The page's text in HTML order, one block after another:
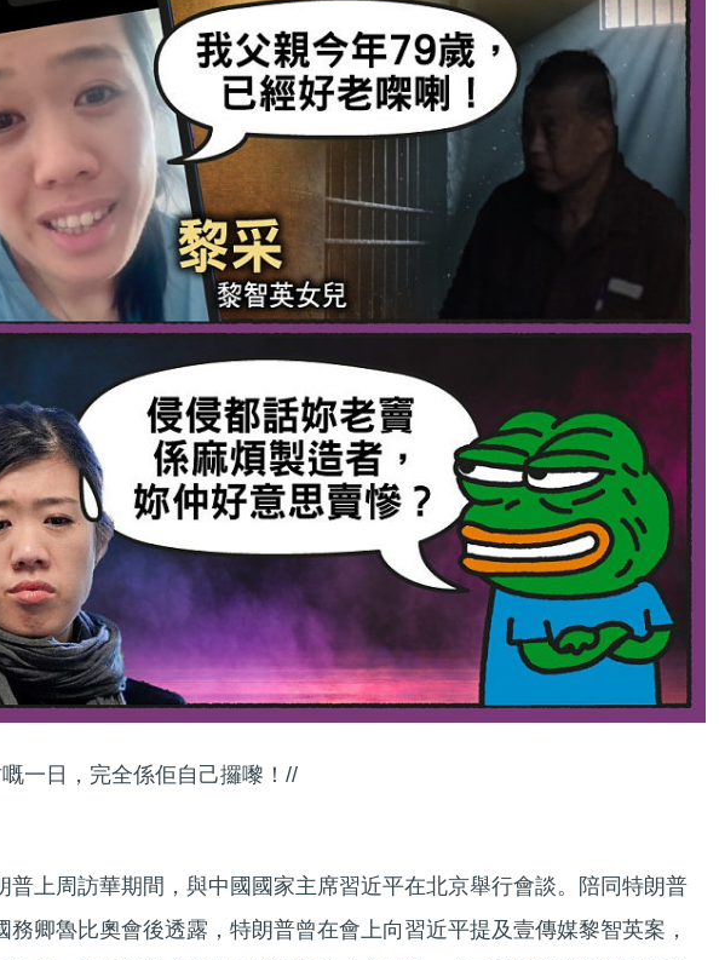
一日，完全係佢自己攞嚟！//
普上周訪華期間，與中國國家主席習近平在北京舉行會談。陪同特朗普
務卿魯比奧會後透露，特朗普曾在會上向習近平提及壹傳媒黎智英案，